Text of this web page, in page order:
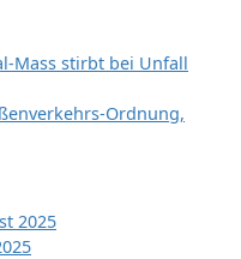
Mass stirbt bei Unfall
Ordnung,
2025